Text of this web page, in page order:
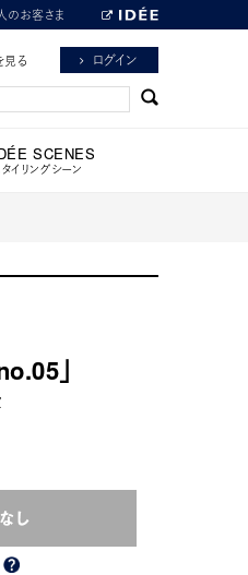
のお客さま
見る ログイン
SCENES
イリングシーン
」